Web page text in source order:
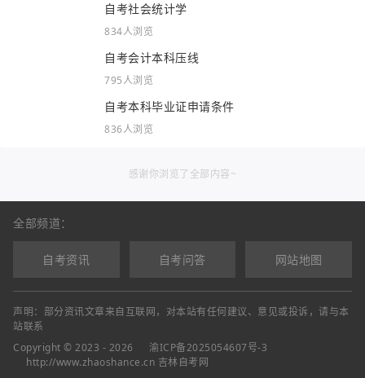
自考社会统计学
834人浏览
自考会计本科压线
795人浏览
自考本科毕业证申请条件
836人浏览
感谢你浏览了全部内容~
全部频道：
自考资讯 自考问答 网站地图
声明：部分资讯文章来自互联网，对本站有任何建议、意见或投诉，请与本
站联系
Copyright © 2023 - 2026
渝ICP备2025054607号-3
http://www.zhaoshance.cn 吉林自考网